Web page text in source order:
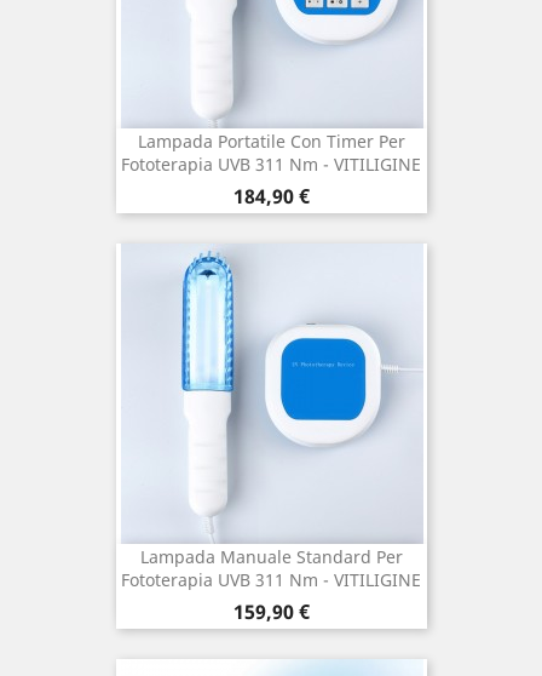
Lampada Portatile Con Timer Per
Fototerapia UVB 311 Nm - VITILIGINE
Prezzo
184,90 €
Lampada Manuale Standard Per
Fototerapia UVB 311 Nm - VITILIGINE
Prezzo
159,90 €